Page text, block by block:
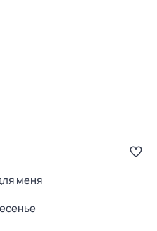
меня